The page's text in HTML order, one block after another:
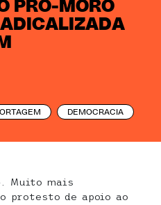
PRÓ-MORO
DEMOCRACIA
Muito mais
protesto de apoio ao